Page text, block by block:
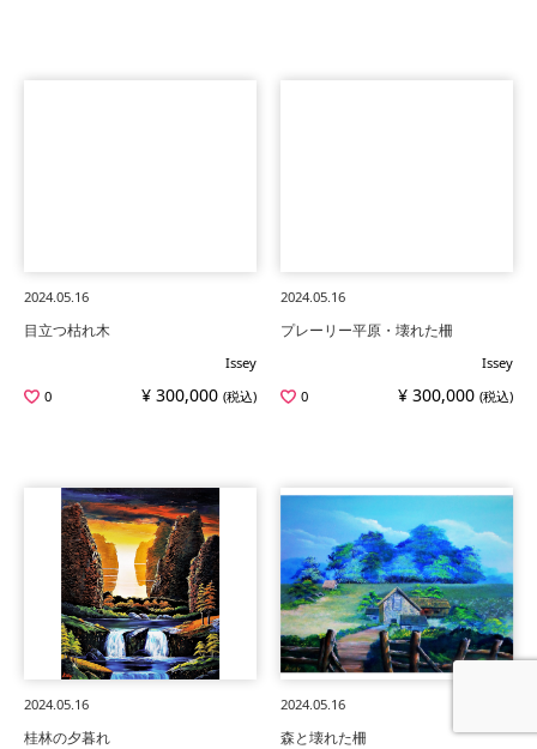
2024.05.16
目立つ枯れ木
Issey
0
¥ 300,000 (税込)
2024.05.16
プレーリー平原・壊れた柵
Issey
0
¥ 300,000 (税込)
2024.05.16
桂林の夕暮れ
2024.05.16
森と壊れた柵